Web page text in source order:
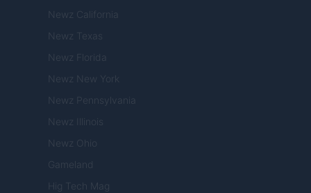
Newz California
Newz Texas
Newz Florida
Newz New York
Newz Pennsylvania
Newz Illinois
Newz Ohio
Gameland
Hig Tech Mag